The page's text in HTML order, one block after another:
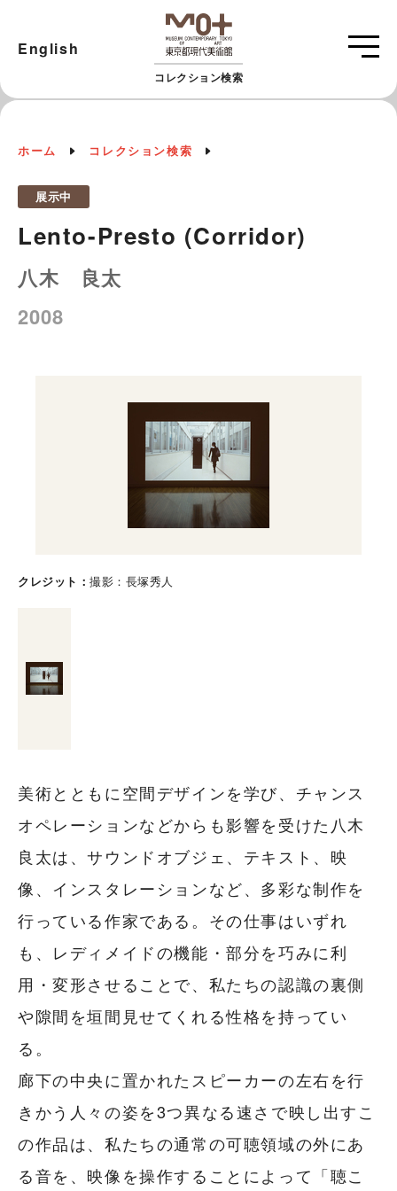
コレクション検索
English
ホーム コレクション検索
展示中
Lento-Presto (Corridor)
八木 良太
2008
クレジット 撮影：長塚秀人
美術とともに空間デザインを学び、チャンス
オペレーションなどからも影響を受けた八木
良太は、サウンドオブジェ、テキスト、映
像、インスタレーションなど、多彩な制作を
行っている作家である。その仕事はいずれ
も、レディメイドの機能・部分を巧みに利
用・変形させることで、私たちの認識の裏側
や隙間を垣間見せてくれる性格を持ってい
る。
廊下の中央に置かれたスピーカーの左右を行
きかう人々の姿を3つ異なる速さで映し出すこ
の作品は、私たちの通常の可聴領域の外にあ
る音を、映像を操作することによって「聴こ